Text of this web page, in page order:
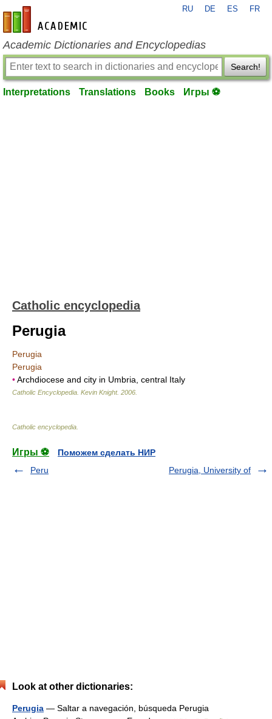
en-academic.com
RU DE ES FR
Academic Dictionaries and Encyclopedias
Search!
Interpretations Translations Books Игры ⚽
Catholic encyclopedia
Perugia
Perugia
Perugia
•Archdiocese and city in Umbria, central Italy
Catholic Encyclopedia Kevin Knight. 2006
Catholic encyclopedia
Игры ⚽
Поможем сделать НИР
Peru
Perugia, University of
Look at other dictionaries:
Perugia — Saltar a navegación, búsqueda Perugia